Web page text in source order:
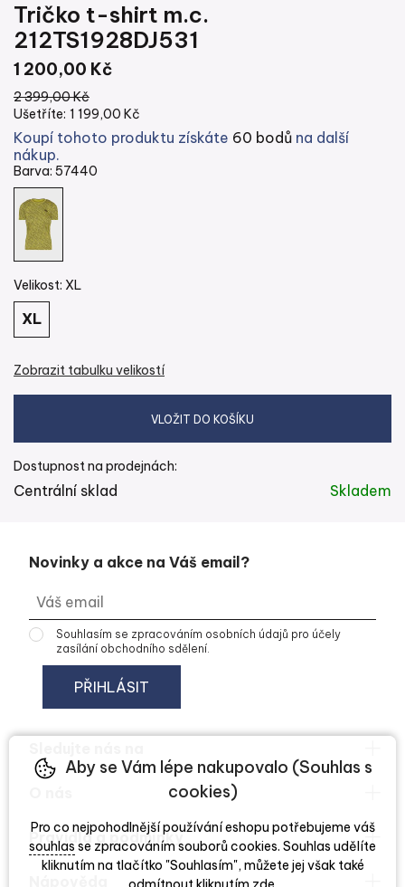
Tričko t-shirt m.c.
212TS1928DJ531
1 200,00 Kč
2 399,00 Kč
Ušetříte: 1 199,00 Kč
Koupí tohoto produktu získáte 60 bodů na další
nákup.
Barva: 57440
Velikost: XL
XL
Zobrazit tabulku velikostí
Dostupnost na prodejnách:
Centrální sklad Skladem
Novinky a akce na Váš email?
Souhlasím se zpracováním osobních údajů pro účely
zasílání obchodního sdělení.
Pravidla a podmínky
Aby se Vám lépe nakupovalo (Souhlas s
cookies)
Pro co nejpohodlnější používání eshopu potřebujeme váš
souhlas se zpracováním souborů cookies. Souhlas udělíte
kliknutím na tlačítko "Souhlasím", můžete jej však také